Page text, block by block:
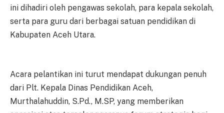
ini dihadiri oleh pengawas sekolah, para kepala sekolah,
serta para guru dari berbagai satuan pendidikan di
Kabupaten Aceh Utara.
Acara pelantikan ini turut mendapat dukungan penuh
dari Plt. Kepala Dinas Pendidikan Aceh,
Murthalahuddin, S.Pd., M.SP, yang memberikan